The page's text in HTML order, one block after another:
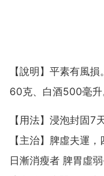
【說明】平素有風
60克、白酒500毫升
【用法】浸泡封固7
【主治】脾虛夫運
日漸消瘦者 脾胃虛